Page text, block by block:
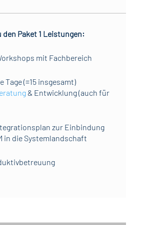
Paket 1 Leistungen:
mit Fachbereich
Tage (=15 insgesamt)
& Entwicklung (auch für
zur Einbindung
in die Systemlandschaft